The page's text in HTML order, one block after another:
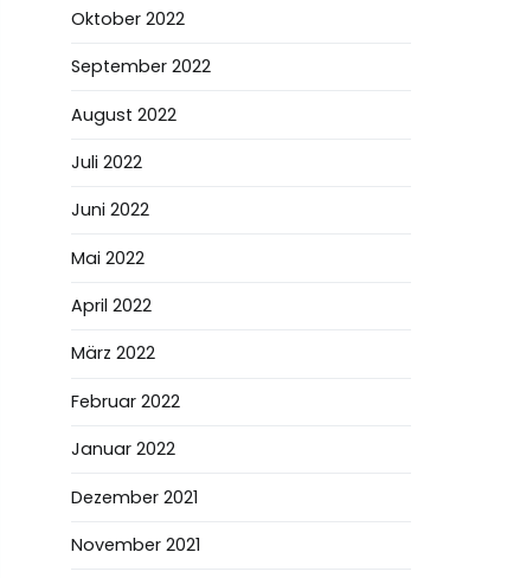
Oktober 2022
September 2022
August 2022
Juli 2022
Juni 2022
Mai 2022
April 2022
März 2022
Februar 2022
Januar 2022
Dezember 2021
November 2021